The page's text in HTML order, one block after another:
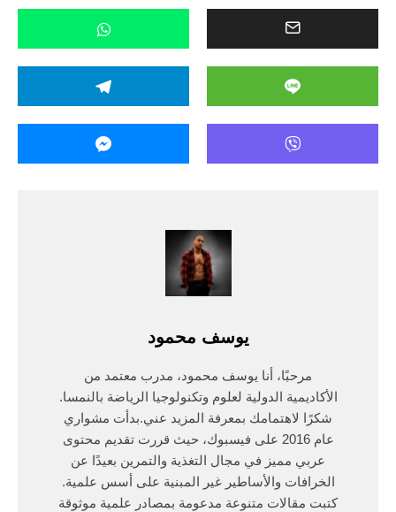
يوسف محمود
مرحبًا، أنا يوسف محمود، مدرب معتمد من
الأكاديمية الدولية لعلوم وتكنولوجيا الرياضة بالنمسا.
شكرًا لاهتمامك بمعرفة المزيد عني.بدأت مشواري
عام 2016 على فيسبوك، حيث قررت تقديم محتوى
عربي مميز في مجال التغذية والتمرين بعيدًا عن
الخرافات والأساطير غير المبنية على أسس علمية.
كتبت مقالات متنوعة مدعومة بمصادر علمية موثوقة